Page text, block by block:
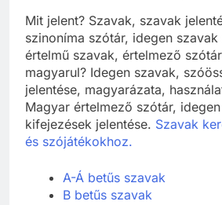
Mit jelent? Szavak, szavak
szinoníma szótár, idegen
értelmű szavak, értelmező
magyarul? Idegen szavak,
jelentése, magyarázata,
Magyar értelmező szótár,
kifejezések jelentése. Szavak
és szójátékokhoz.
A-Á betűs szavak
B betűs szavak